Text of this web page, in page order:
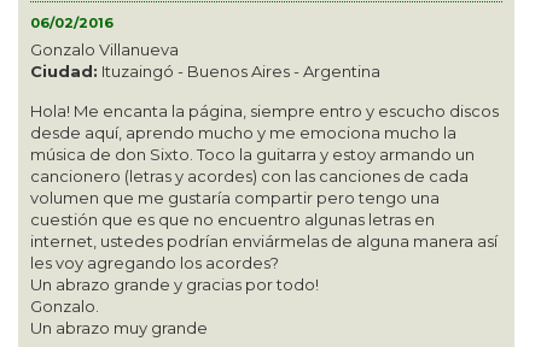
06/02/2016
Gonzalo Villanueva
Ciudad: Ituzaingó - Buenos Aires - Argentina
Hola! Me encanta la página, siempre entro y escucho discos
desde aquí, aprendo mucho y me emociona mucho la
música de don Sixto. Toco la guitarra y estoy armando un
cancionero (letras y acordes) con las canciones de cada
volumen que me gustaría compartir pero tengo una
cuestión que es que no encuentro algunas letras en
internet, ustedes podrían enviármelas de alguna manera así
les voy agregando los acordes?
Un abrazo grande y gracias por todo!
Gonzalo.
Un abrazo muy grande